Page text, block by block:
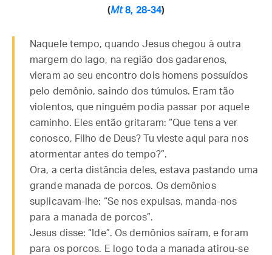
(Mt 8, 28-34)
Naquele tempo, quando Jesus chegou à outra
margem do lago, na região dos gadarenos,
vieram ao seu encontro dois homens possuídos
pelo demônio, saindo dos túmulos. Eram tão
violentos, que ninguém podia passar por aquele
caminho. Eles então gritaram: “Que tens a ver
conosco, Filho de Deus? Tu vieste aqui para nos
atormentar antes do tempo?”.
Ora, a certa distância deles, estava pastando uma
grande manada de porcos. Os demônios
suplicavam-lhe: “Se nos expulsas, manda-nos
para a manada de porcos”.
Jesus disse: “Ide”. Os demônios saíram, e foram
para os porcos. E logo toda a manada atirou-se